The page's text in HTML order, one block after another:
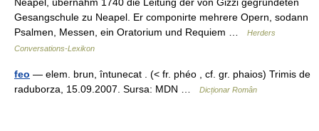
Gesangschule zu Neapel. Er componirte mehrere Opern, sodann
Psalmen, Messen, ein Oratorium und Requiem …
Herders
Conversations-Lexikon
feo — elem. brun, întunecat . (< fr. phéo , cf. gr. phaios) Trimis de
raduborza, 15.09.2007. Sursa: MDN …
Dicționar Român